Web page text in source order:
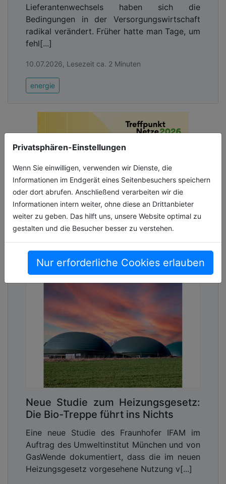
Privatsphären-Einstellungen
Wenn Sie einwilligen, verwenden wir Dienste, die
Informationen im Endgerät eines Seitenbesuchers speichern
oder dort abrufen. Anschließend verarbeiten wir die
Informationen intern weiter, ohne diese an Drittanbieter
weiter zu geben. Das hilft uns, unsere Website optimal zu
gestalten und die Besucher besser zu verstehen.
Nur erforderliche Cookies erlauben
Lieferantenwechsels haben sich die
Bedingungen in der Versorgungswirtschaft
radikal verändert. Früher hatte man Tage, um
fehl[...]
10.07.2026, Lesezeit ca. 2 Minuten
energie
Neue Studie zum Heizungsgesetz:
Die Bio-Treppe führt ins Nichts
Eine neue Studie des Fraunhofer IFAM im
Auftrag des Umweltinstitut München und von
GasWende dokumentiert, dass die im neuen
Heizungsgesetz vorgesehene Nutzung v[...]